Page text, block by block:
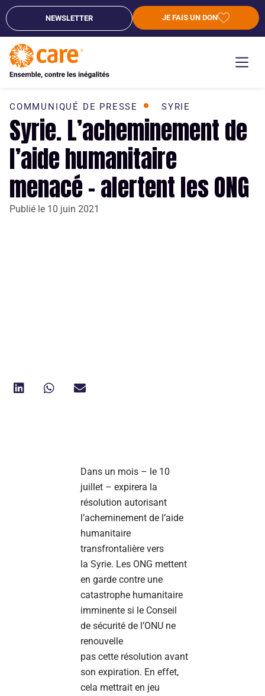
NEWSLETTER JE FAIS UN DON
COMMUNIQUÉ DE PRESSE SYRIE
Syrie. L’acheminement de
l’aide humanitaire
menacé – alertent les ONG
Publié le 10 juin 2021
Dans un mois – le 10
juillet – expirera la
résolution autorisant
l’acheminement de l’aide
humanitaire
transfrontalière vers
la Syrie. Les ONG mettent
en garde contre une
catastrophe humanitaire
imminente si le Conseil
de sécurité de l’ONU ne
renouvelle
pas cette résolution avant
son expiration. En effet,
cela mettrait en jeu